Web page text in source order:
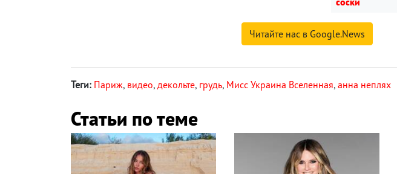
Читайте нас в Google.News
Теги: Париж, видео, декольте, грудь, Мисс Украина Вселенная, анна неплях
Статьи по теме